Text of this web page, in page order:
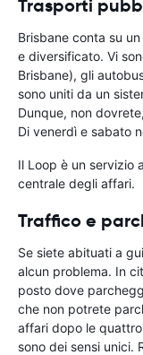
Trasporti
Brisbane conta su
e diversificato. Vi
Brisbane), gli
sono uniti da un
Dunque, non
Di venerdì e sabato
Il Loop è un servizio
centrale degli affari.
Traffico e
Se siete abituati a
alcun problema. In
posto dove
che non potrete
affari dopo le
sono dei sensi unici.